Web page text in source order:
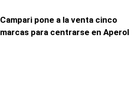
Campari pone a la venta cinco
marcas para centrarse en Aperol